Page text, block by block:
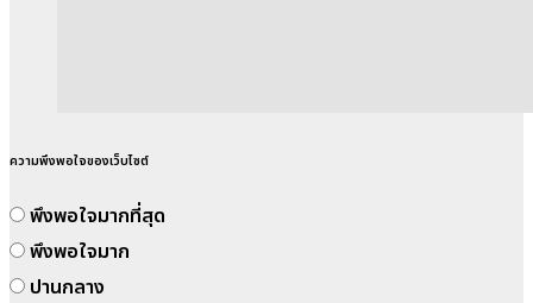
ความพึงพอใจของเว็บไซต์
พึงพอใจมากที่สุด
พึงพอใจมาก
ปานกลาง